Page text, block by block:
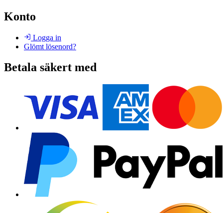
Konto
Logga in
Glömt lösenord?
Betala säkert med